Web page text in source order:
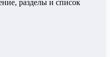
разделы и список